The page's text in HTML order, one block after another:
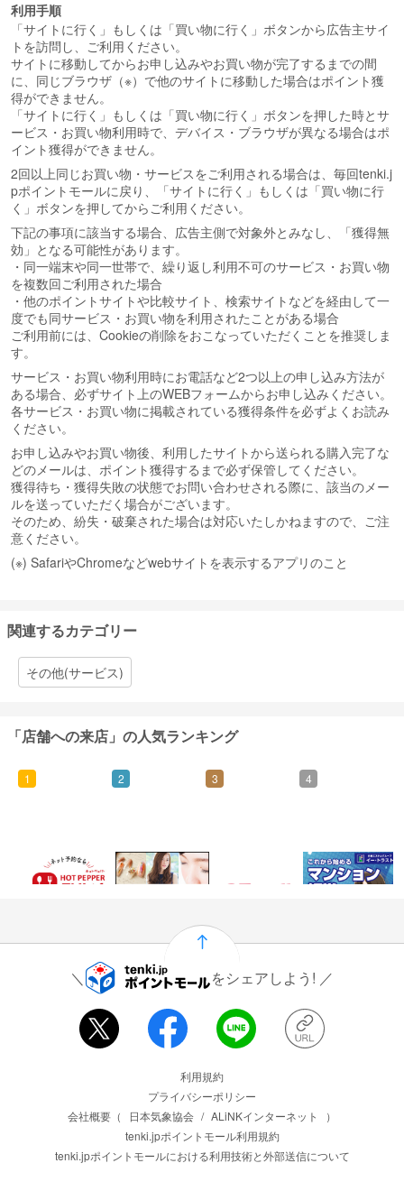
利用手順
「サイトに行く」もしくは「買い物に行く」ボタンから広告主サイ
トを訪問し、ご利用ください。
サイトに移動してからお申し込みやお買い物が完了するまでの間
に、同じブラウザ（※）で他のサイトに移動した場合はポイント獲
得ができません。
「サイトに行く」もしくは「買い物に行く」ボタンを押した時とサ
ービス・お買い物利用時で、デバイス・ブラウザが異なる場合はポ
イント獲得ができません。
2回以上同じお買い物・サービスをご利用される場合は、毎回tenki.j
pポイントモールに戻り、「サイトに行く」もしくは「買い物に行
く」ボタンを押してからご利用ください。
下記の事項に該当する場合、広告主側で対象外とみなし、「獲得無
効」となる可能性があります。
・同一端末や同一世帯で、繰り返し利用不可のサービス・お買い物
を複数回ご利用された場合
・他のポイントサイトや比較サイト、検索サイトなどを経由して一
度でも同サービス・お買い物を利用されたことがある場合
ご利用前には、Cookieの削除をおこなっていただくことを推奨しま
す。
サービス・お買い物利用時にお電話など2つ以上の申し込み方法が
ある場合、必ずサイト上のWEBフォームからお申し込みください。
各サービス・お買い物に掲載されている獲得条件を必ずよくお読み
ください。
お申し込みやお買い物後、利用したサイトから送られる購入完了な
どのメールは、ポイント獲得するまで必ず保管してください。
獲得待ち・獲得失敗の状態でお問い合わせされる際に、該当のメー
ルを送っていただく場合がございます。
そのため、紛失・破棄された場合は対応いたしかねますので、ご注
意ください。
(※) SafariやChromeなどwebサイトを表示するアプリのこと
関連するカテゴリー
その他(サービス)
「店舗への来店」の人気ランキング
1
50ポイント
2
0.46%還元
3 4
7,500ポイント
をシェアしよう!
利用規約
プライバシーポリシー
会社概要（
日本気象協会 / ALiNKインターネット
）
tenki.jpポイントモール利用規約
tenki.jpポイントモールにおける利用技術と外部送信について